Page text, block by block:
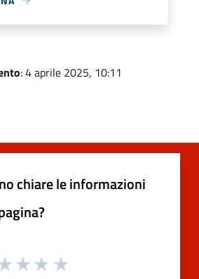
: 4 aprile 2025, 10:11
chiare le informazioni